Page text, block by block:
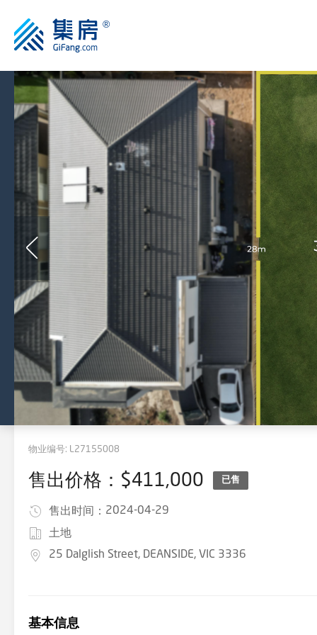
物业编号: L27155008
售出价格：$411,000 已售
售出时间： 2024-04-29
土地
25 Dalglish Street, DEANSIDE, VIC 3336
基本信息